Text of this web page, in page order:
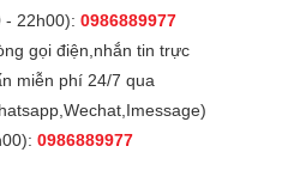
- 22h00): 0986889977
gọi điện,nhắn tin trực
miễn phí 24/7 qua
0986889977